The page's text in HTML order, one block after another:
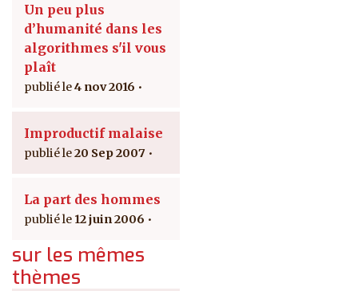
Un peu plus
d’humanité dans les
algorithmes s'il vous
plaît
4 nov 2016
Improductif malaise
20 Sep 2007
La part des hommes
12 juin 2006
sur les mêmes
thèmes